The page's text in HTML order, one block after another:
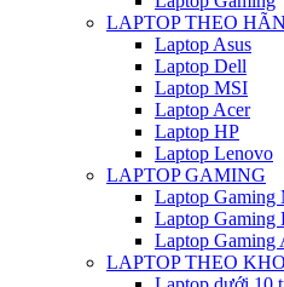
LAPTOP THEO
Laptop Asus
Laptop Dell
Laptop MSI
Laptop Acer
Laptop HP
Laptop Lenovo
LAPTOP GAMING
Laptop Gaming
Laptop Gaming
Laptop Gaming
LAPTOP THEO